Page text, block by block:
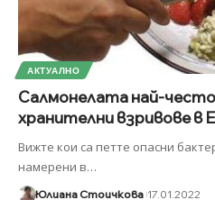
АКТУАЛНО
Салмонелата най-
хранителни взривове в
Вижте кои са петте опасни
намерени в…
Юлиана Стоичкова 17.01.2022